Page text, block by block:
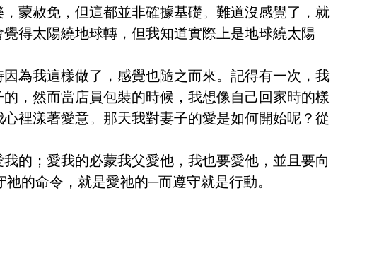
蒙赦免，但這都並非確據基礎。難道沒感覺了，就
得太陽繞地球轉，但我知道實際上是地球繞太陽
為我這樣做了，感覺也隨之而來。記得有一次，我
，然而當店員包裝的時候，我想像自己回家時的樣
裡漾著愛意。那天我對妻子的愛是如何開始呢？從
的；愛我的必蒙我父愛他，我也要愛他，並且要向
的命令，就是愛祂的─而遵守就是行動。